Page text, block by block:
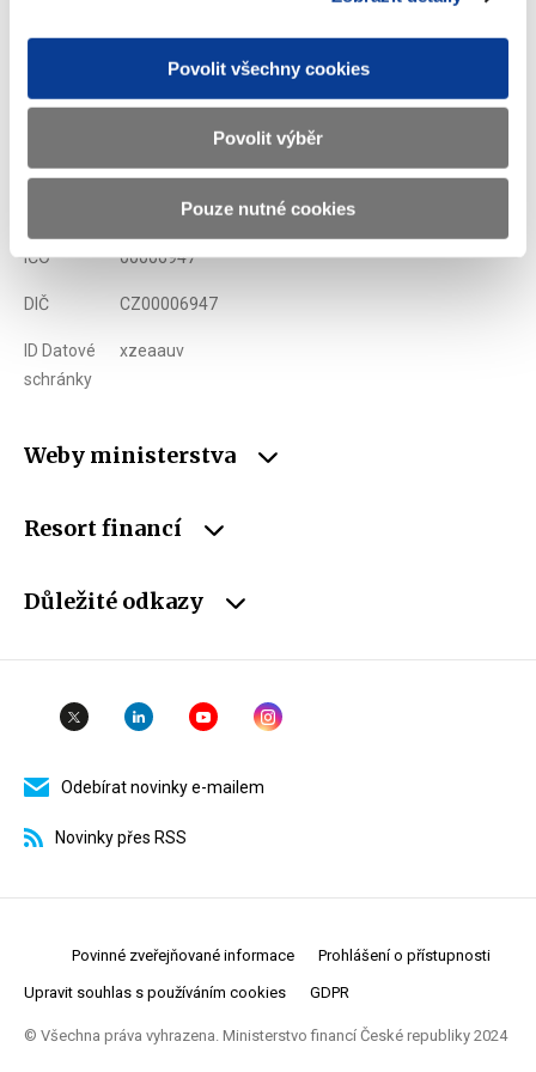
Povolit všechny cookies
Povolit výběr
Pouze nutné cookies
Ministerstvo financí ČR
Telefon +420 257 041 111
podatelna@mf.gov.cz
IČO 00006947
DIČ CZ00006947
ID Datové
schránky
xzeaauv
Weby ministerstva
Resort financí
Důležité odkazy
Odebírat novinky e-mailem
Novinky přes RSS
Povinné zveřejňované informace Prohlášení o přístupnosti
Upravit souhlas s používáním cookies GDPR
© Všechna práva vyhrazena. Ministerstvo financí České republiky 2024